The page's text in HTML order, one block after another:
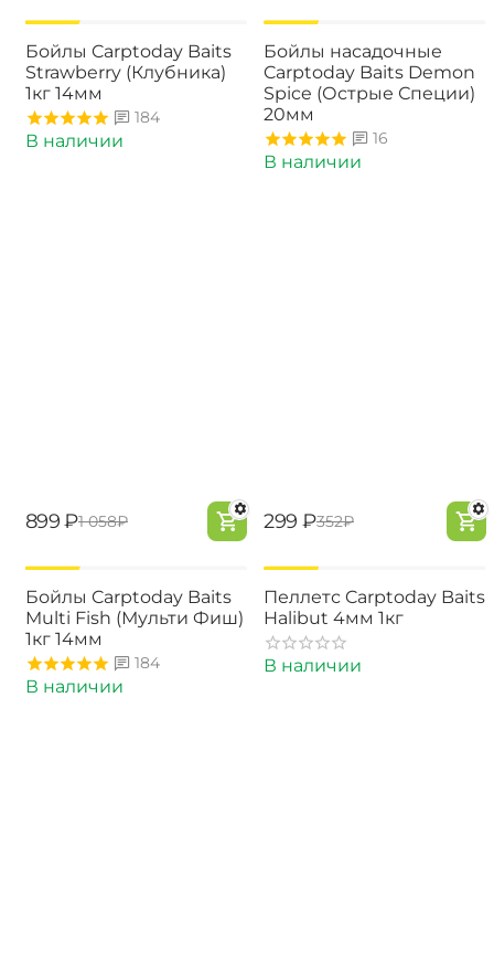
Бойлы Carptoday Baits
Strawberry (Клубника)
1кг 14мм
184
В наличии
‍899‍ ₽‍1 058‍₽
Бойлы насадочные
Carptoday Baits Demon
Spice (Острые Специи)
20мм
16
В наличии
‍299‍ ₽‍352‍₽
Бойлы Carptoday Baits
Multi Fish (Мульти Фиш)
1кг 14мм
184
В наличии
Пеллетс Carptoday Baits
Halibut 4мм 1кг
В наличии